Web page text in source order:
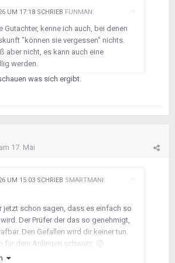
UM 17:18 SCHRIEB FUNMAN :
Gutachter, kenne ich auch, bei denen
"können sie vergessen" nichts.
aber nicht, es kann auch eine
werden.
was sich ergibt.
17. Mai
UM 15:03 SCHRIEB SMARTMANI :
jetzt schon sagen, dass es einfach so
Der Prüfer der das so genehmigt,
Den Gefallen wird dir keiner tun.
für dein Anliegen schwarz. 😉